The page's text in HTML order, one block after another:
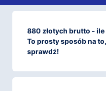
880 złotych brutto -
To prosty sposób na
sprawdź!